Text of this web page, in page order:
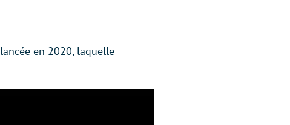
lancée en 2020, laquelle